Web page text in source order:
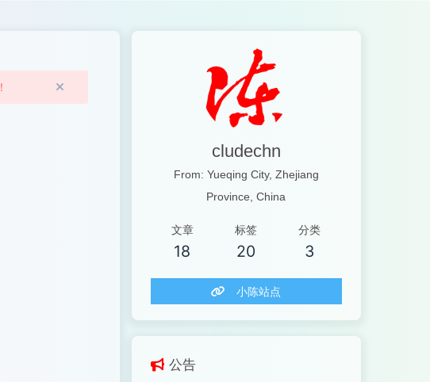
cludechn
From: Yueqing City, Zhejiang
Province, China
文章
18
标签
20
分类
3
小陈站点
公告